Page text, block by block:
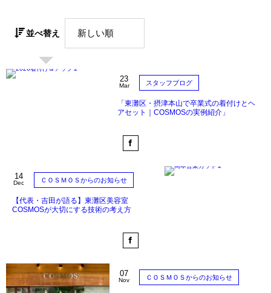
並べ替え
23
Mar スタッフブログ
「東灘区・摂津本山で卒業式の着付けとヘ
アセット｜COSMOSの実例紹介」
14
Dec ＣＯＳＭＯＳからのお知らせ
【代表・吉田が語る】東灘区美容室
COSMOSが大切にする技術の考え方
07
Nov ＣＯＳＭＯＳからのお知らせ